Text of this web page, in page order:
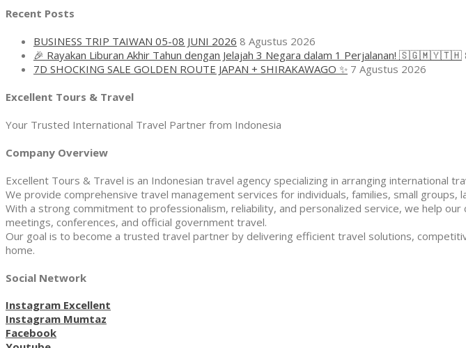
Recent Posts
BUSINESS TRIP TAIWAN 05-08 JUNI 2026 8 Agustus 2026
🎉 Rayakan Liburan Akhir Tahun dengan Jelajah 3 Negara dalam 1 Perjalanan! 🇸🇬🇲🇾🇹🇭
7D SHOCKING SALE GOLDEN ROUTE JAPAN + SHIRAKAWAGO ✨ 7 Agustus 2026
Excellent Tours & Travel
Your Trusted International Travel Partner from Indonesia
Company Overview
Excellent Tours & Travel is an Indonesian travel agency specializing in arranging international
We provide comprehensive travel management services for individuals, families, small
With a strong commitment to professionalism, reliability, and personalized service, we help
meetings, conferences, and official government travel.
Our goal is to become a trusted travel partner by delivering efficient travel solutions,
home.
Social Network
Instagram Excellent
Instagram Mumtaz
Facebook